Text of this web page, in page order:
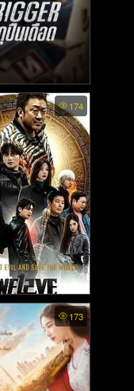
กย์ไทย - คนดุปืน
อด (2025)
174
(2025)
173